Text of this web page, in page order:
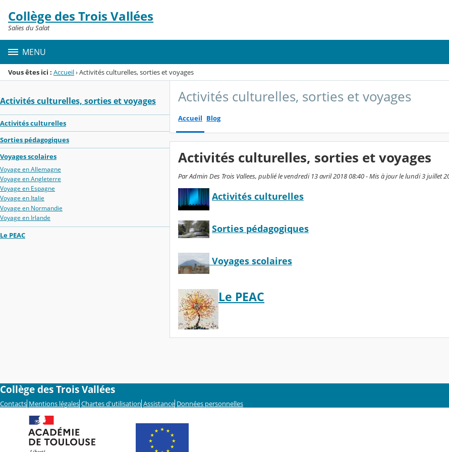
Menu de la rubrique
Contenu
Collège des Trois Vallées
Salies du Salat
MENU
Vous êtes ici : Accueil›Activités culturelles, sorties et voyages
Activités culturelles, sorties et voyages
Activités culturelles
Sorties pédagogiques
Voyages scolaires
Voyage en Allemagne
Voyage en Angleterre
Voyage en Espagne
Voyage en Italie
Voyage en Normandie
Voyage en Irlande
Le PEAC
Activités culturelles, sorties et voyages
Accueil Blog
Activités culturelles, sorties et voyages
Par Admin Des Trois Vallees, publié le vendredi 13 avril 2018 08:40 - Mis à jour le lundi 3 juillet
Activités culturelles
Sorties pédagogiques
Voyages scolaires
Le PEAC
Collège des Trois Vallées
Contacts Mentions légales Chartes d'utilisation Assistance Données personnelles